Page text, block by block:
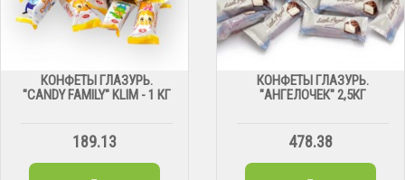
КОНФЕТЫ ГЛАЗУРЬ.
"CANDY FAMILY" KLIM - 1 КГ
189.13
КОНФЕТЫ ГЛАЗУРЬ.
"АНГЕЛОЧЕК" 2,5КГ
478.38